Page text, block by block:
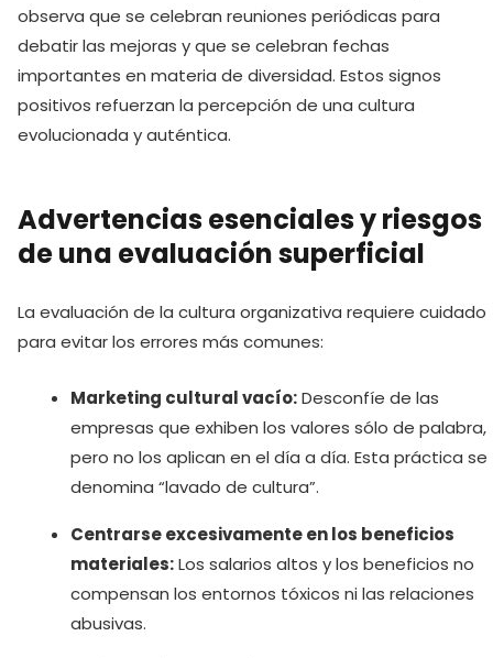
observa que se celebran reuniones periódicas para
debatir las mejoras y que se celebran fechas
importantes en materia de diversidad. Estos signos
positivos refuerzan la percepción de una cultura
evolucionada y auténtica.
Advertencias esenciales y riesgos
de una evaluación superficial
La evaluación de la cultura organizativa requiere cuidado
para evitar los errores más comunes:
Marketing cultural vacío:Desconfíe de las
empresas que exhiben los valores sólo de palabra,
pero no los aplican en el día a día. Esta práctica se
denomina “lavado de cultura”.
Centrarse excesivamente en los beneficios
materiales:Los salarios altos y los beneficios no
compensan los entornos tóxicos ni las relaciones
abusivas.